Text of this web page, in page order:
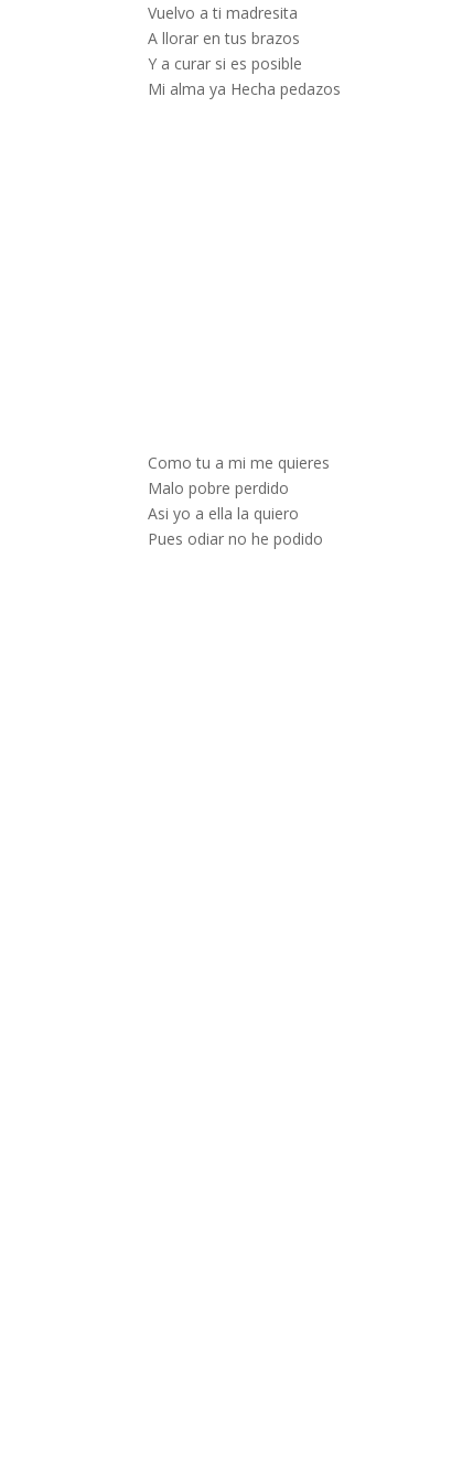
Vuelvo a ti madresita
A llorar en tus brazos
Y a curar si es posible
Mi alma ya Hecha pedazos
Como tu a mi me quieres
Malo pobre perdido
Asi yo a ella la quiero
Pues odiar no he podido